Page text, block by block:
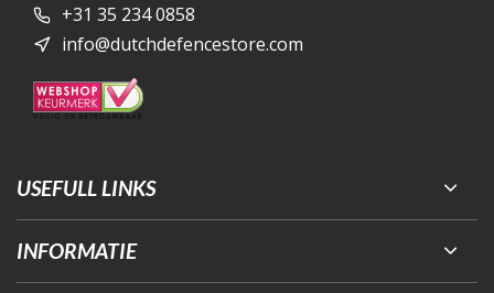
+31 35 234 0858
info@dutchdefencestore.com
USEFULL LINKS
INFORMATIE